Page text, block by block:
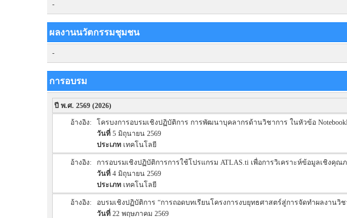
-
ผลงานนวัตกรรมชุมชน
-
การอบรม
ปี พ.ศ. 2569 (2026)
อ้างอิง:
โครบงการอบรมเชิงปฏิบัติการ การพัฒนาบุคลากรด้านวิชาการ ในหัวข้อ
วันที่ 5 มิถุนายน 2569
ประเภท เทคโนโลยี
อ้างอิง:
การอบรมเชิงปฏิบัติการการใช้โปรแกรม ATLAS.ti เพื่อการวิเคราะห์ข้อมูลเชิงคุ
วันที่ 4 มิถุนายน 2569
ประเภท เทคโนโลยี
อ้างอิง:
อบรมเชิงปฏิบัติการ “การถอดบทเรียนโครงการงบยุทธศาสตร์สู่การจัดทำผลงาน
วันที่ 22 พฤษภาคม 2569